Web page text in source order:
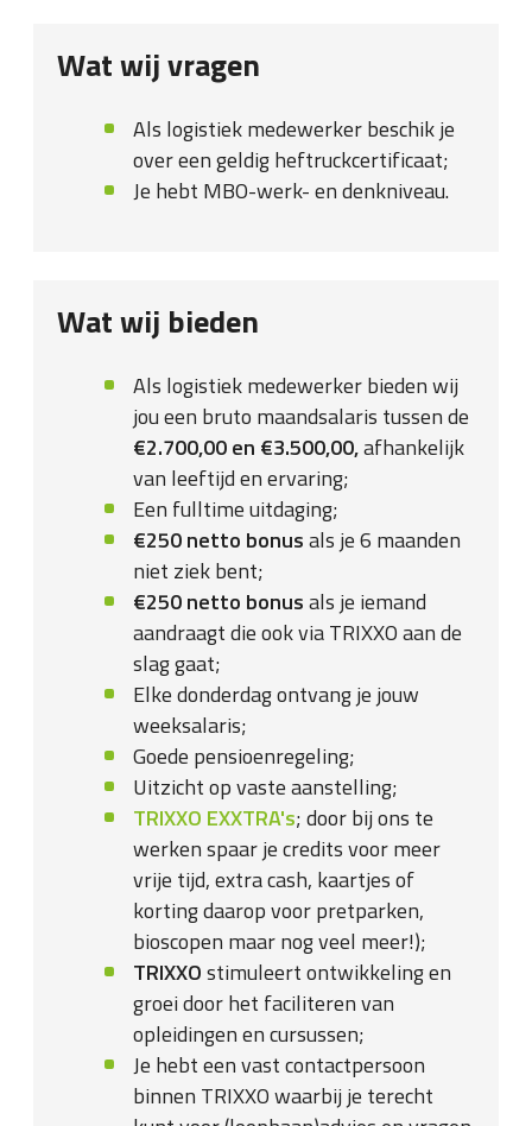
Wat wij vragen
Als logistiek medewerker beschik je
over een geldig heftruckcertificaat;
Je hebt MBO-werk- en denkniveau.
Wat wij bieden
Als logistiek medewerker bieden wij
jou een bruto maandsalaris tussen de
€2.700,00 en €3.500,00,afhankelijk
van leeftijd en ervaring;
Een fulltime uitdaging;
€250 netto bonusals je 6 maanden
niet ziek bent;
€250 netto bonusals je iemand
aandraagt die ook via TRIXXO aan de
slag gaat;
Elke donderdag ontvang je jouw
weeksalaris;
Goede pensioenregeling;
Uitzicht op vaste aanstelling;
TRIXXO EXXTRA's; door bij ons te
werken spaar je credits voor meer
vrije tijd, extra cash, kaartjes of
korting daarop voor pretparken,
bioscopen maar nog veel meer!);
TRIXXOstimuleert ontwikkeling en
groei door het faciliteren van
opleidingen en cursussen;
Je hebt een vast contactpersoon
binnen TRIXXO waarbij je terecht